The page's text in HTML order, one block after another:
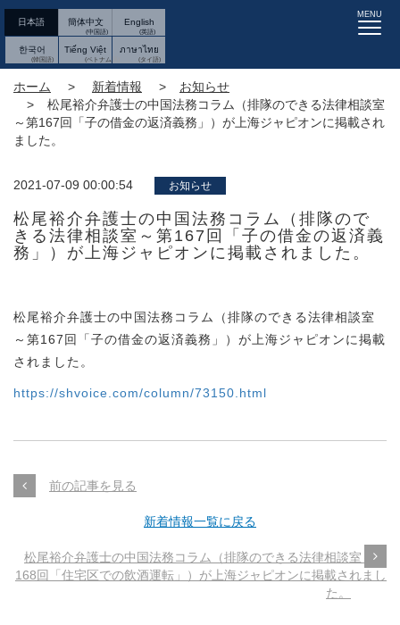
日本語 簡体中文 English
한국어 Tiếng Việt ภาษาไทย
MENU
ホーム 新着情報
お知らせ
松尾裕介弁護士の中国法務コラム（排隊のできる法律相談室
～第167回「子の借金の返済義務」）が上海ジャピオンに掲載され
ました。
2021-07-09 00:00:54 お知らせ
松尾裕介弁護士の中国法務コラム（排隊ので
きる法律相談室～第167回「子の借金の返済義
務」）が上海ジャピオンに掲載されました。
松尾裕介弁護士の中国法務コラム（排隊のできる法律相談室
～第167回「子の借金の返済義務」）が上海ジャピオンに掲載
されました。
https://shvoice.com/column/73150.html
前の記事を見る
新着情報一覧に戻る
松尾裕介弁護士の中国法務コラム（排隊のできる法律相談室～第
168回「住宅区での飲酒運転」）が上海ジャピオンに掲載されまし
た。